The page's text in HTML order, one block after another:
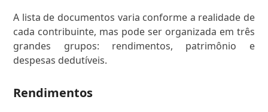
A lista de documentos varia conforme a realidade de
cada contribuinte, mas pode ser organizada em três
grandes grupos: rendimentos, patrimônio e
despesas dedutíveis.
Rendimentos